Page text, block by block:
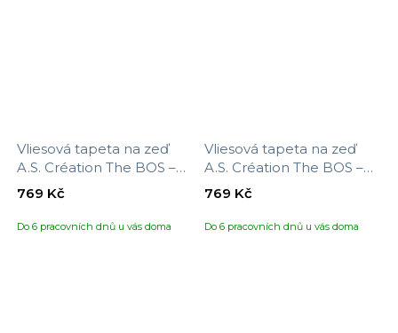
Vliesová tapeta na zeď
A.S. Création The BOS –
battle of style 388265,
Do 6 pracovních dnů u vás doma
769 Kč
Vliesová tapeta na zeď
A.S. Création The BOS –
battle of style 388266,
Do 6 pracovních dnů u vás doma
769 Kč